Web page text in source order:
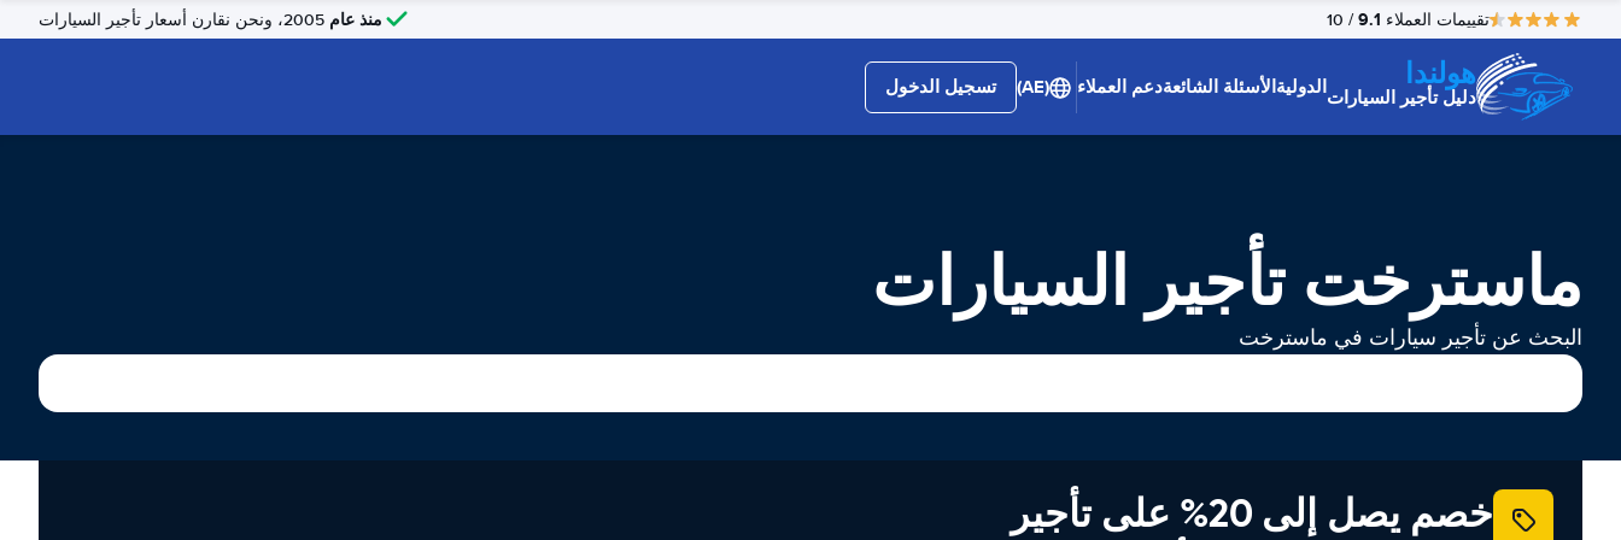
تقييمات العملاء 9.1
/ 10 منذ عام
هولندا
دليل تأجير السياراتالدوليةالأسئلة الشائعةدعم العملاء (AE) تسجيل الدخول
ماسترخت تأجير السيارات
البحث عن تأجير سيارات في ماسترخت
خصم يصل إلى 20% على تأجير